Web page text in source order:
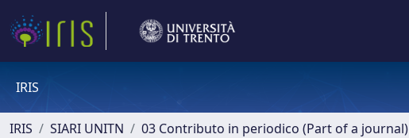
IRIS
IRIS SIARI UNITN 03 Contributo in periodico (Part of a journal)